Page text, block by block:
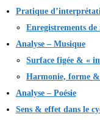
Pratique
Enregistrements de
Analyse – Musique
Surface figée & «
Harmonie, forme &
Analyse – Poésie
Sens & effet dans le